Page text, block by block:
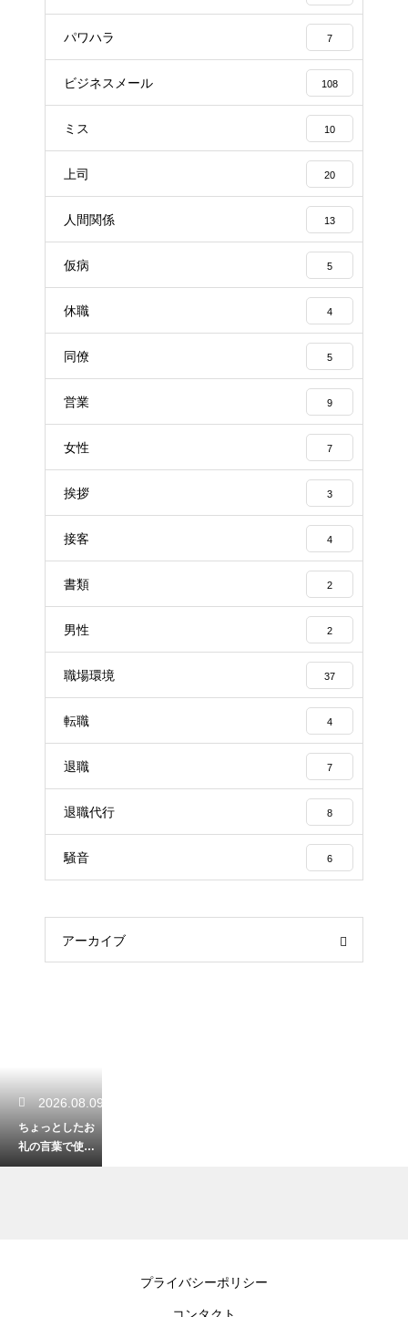
パワハラ 7
ビジネスメール 108
ミス 10
上司 20
人間関係 13
仮病 5
休職 4
同僚 5
営業 9
女性 7
挨拶 3
接客 4
書類 2
男性 2
職場環境 37
転職 4
退職 7
退職代行 8
騒音 6
アーカイブ
2026.08.09
ちょっとしたお
礼の言葉で使え
る例文！ビジネ
プライバシーポリシー